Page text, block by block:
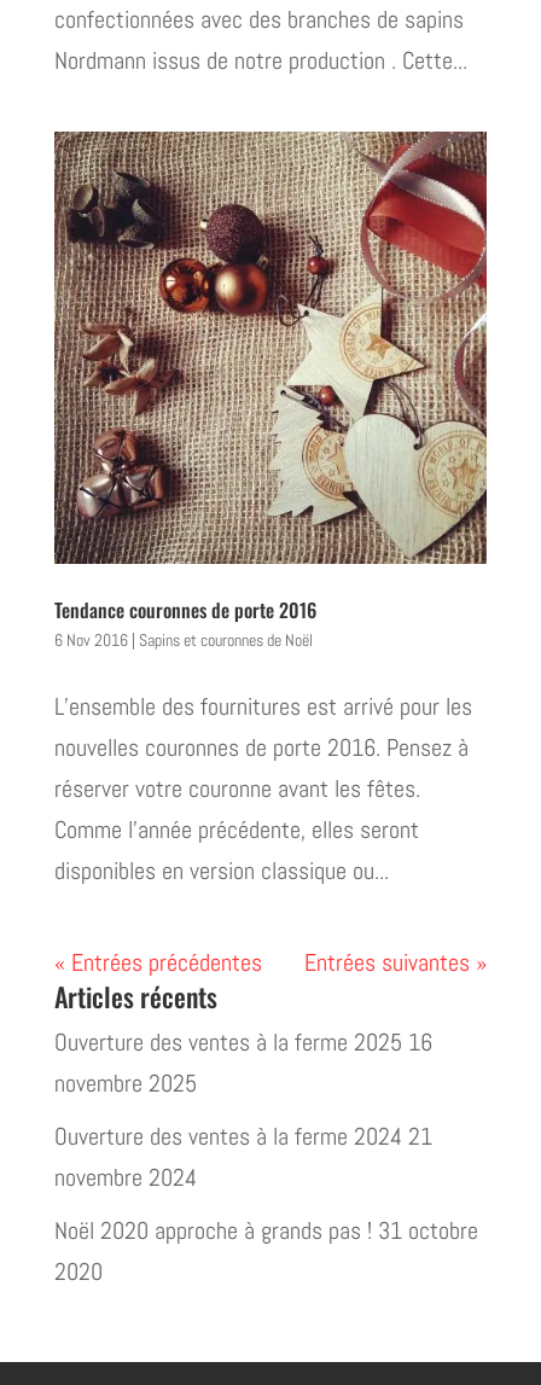
confectionnées avec des branches de sapins
Nordmann issus de notre production . Cette...
Tendance couronnes de porte 2016
6 Nov 2016| Sapins et couronnes de Noël
L’ensemble des fournitures est arrivé pour les
nouvelles couronnes de porte 2016. Pensez à
réserver votre couronne avant les fêtes.
Comme l’année précédente, elles seront
disponibles en version classique ou...
« Entrées précédentes Entrées suivantes »
Articles récents
Ouverture des ventes à la ferme 2025 16
novembre 2025
Ouverture des ventes à la ferme 2024 21
novembre 2024
Noël 2020 approche à grands pas ! 31 octobre
2020